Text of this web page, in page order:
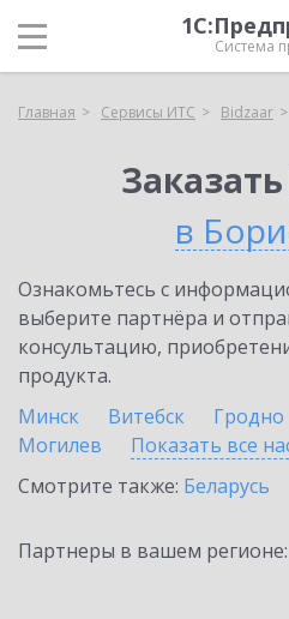
Система
Главная Сервисы ИТС Bidzaar
в
Ознакомьтесь с
выберите партнёра и
консультацию,
продукта.
Минск
Витебск Гродно
Могилев
Показать все
Смотрите также: Беларусь
Партнеры в вашем регионе: